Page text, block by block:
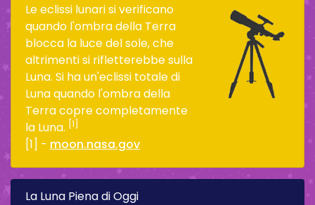
Le eclissi lunari si verificano
quando l'ombra della Terra
blocca la luce del sole, che
altrimenti si rifletterebbe sulla
Luna. Si ha un'eclissi totale di
Luna quando l'ombra della
Terra copre completamente
la Luna. [1]
[1] - moon.nasa.gov
La Luna Piena di Oggi